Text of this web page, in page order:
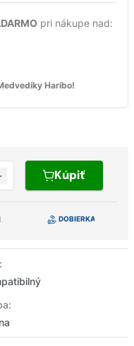
pri nákupe nad:
Haribo!
Kúpiť